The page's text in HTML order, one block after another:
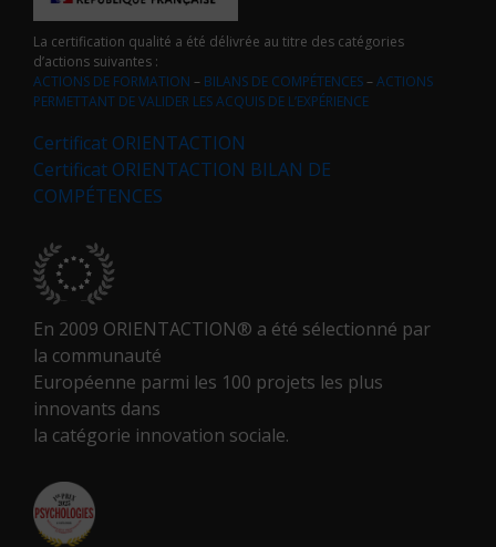
La certification qualité a été délivrée au titre des catégories
d’actions suivantes :
ACTIONS DE FORMATION – BILANS DE COMPÉTENCES–ACTIONS
PERMETTANT DE VALIDER LES ACQUIS DE L’EXPÉRIENCE
Certificat ORIENTACTION
Certificat ORIENTACTION BILAN DE
COMPÉTENCES
En 2009 ORIENTACTION® a été sélectionné par
la communauté
Européenne parmi les 100 projets les plus
innovants dans
la catégorie innovation sociale.